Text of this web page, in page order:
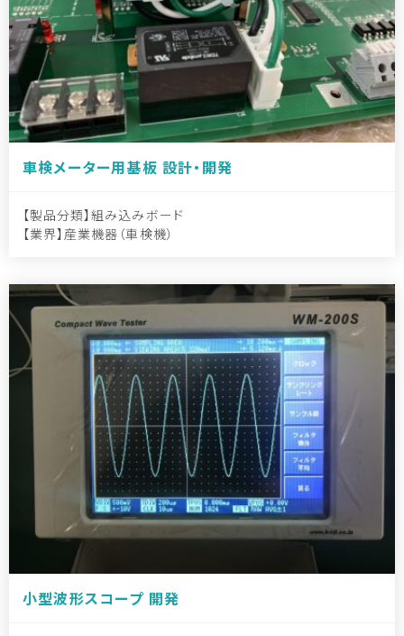
車検メーター用基板 設計・開発
製品分類 組み込みボード
業界 産業機器（車検機）
小型波形スコープ 開発